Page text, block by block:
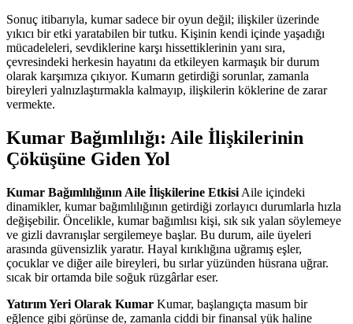
Sonuç itibarıyla, kumar sadece bir oyun değil; ilişkiler üzerinde
yıkıcı bir etki yaratabilen bir tutku. Kişinin kendi içinde yaşadığı
mücadeleleri, sevdiklerine karşı hissettiklerinin yanı sıra,
çevresindeki herkesin hayatını da etkileyen karmaşık bir durum
olarak karşımıza çıkıyor. Kumarın getirdiği sorunlar, zamanla
bireyleri yalnızlaştırmakla kalmayıp, ilişkilerin köklerine de zarar
vermekte.
Kumar Bağımlılığı: Aile İlişkilerinin
Çöküşüne Giden Yol
Kumar Bağımlılığının Aile İlişkilerine Etkisi Aile içindeki
dinamikler, kumar bağımlılığının getirdiği zorlayıcı durumlarla hızla
değişebilir. Öncelikle, kumar bağımlısı kişi, sık sık yalan söylemeye
ve gizli davranışlar sergilemeye başlar. Bu durum, aile üyeleri
arasında güvensizlik yaratır. Hayal kırıklığına uğramış eşler,
çocuklar ve diğer aile bireyleri, bu sırlar yüzünden hüsrana uğrar.
sıcak bir ortamda bile soğuk rüzgârlar eser.
Yatırım Yeri Olarak Kumar Kumar, başlangıçta masum bir
eğlence gibi görünse de, zamanla ciddi bir finansal yük haline